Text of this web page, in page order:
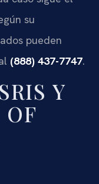
su
pueden
(888) 437-7747.
Y
OF